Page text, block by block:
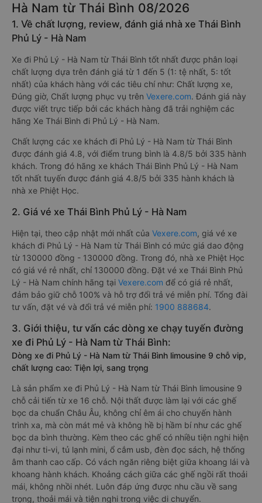
Hà Nam từ Thái Bình 08/2026
1. Về chất lượng, review, đánh giá nhà xe Thái Bình
Phủ Lý - Hà Nam
Xe đi Phủ Lý - Hà Nam từ Thái Bình tốt nhất được phân loại
chất lượng dựa trên đánh giá từ 1 đến 5 (1: tệ nhất, 5: tốt
nhất) của khách hàng với các tiêu chí như: Chất lượng xe,
Đúng giờ, Chất lượng phục vụ trên Vexere.com. Đánh giá này
được viết trực tiếp bởi các khách hàng đã trải nghiệm các
hãng Xe Thái Bình đi Phủ Lý - Hà Nam.
Chất lượng các xe khách đi Phủ Lý - Hà Nam từ Thái Bình
được đánh giá 4.8, với điểm trung bình là 4.8/5 bởi 335 hành
khách. Trong đó hãng xe khách Thái Bình Phủ Lý - Hà Nam
tốt nhất tuyến được đánh giá 4.8/5 bởi 335 hành khách là
nhà xe Phiệt Học.
2. Giá vé xe Thái Bình Phủ Lý - Hà Nam
Hiện tại, theo cập nhật mới nhất của Vexere.com, giá vé xe
khách đi Phủ Lý - Hà Nam từ Thái Bình có mức giá dao động
từ 130000 đồng - 130000 đồng. Trong đó, nhà xe Phiệt Học
có giá vé rẻ nhất, chỉ 130000 đồng. Đặt vé xe Thái Bình Phủ
Lý - Hà Nam chính hãng tại Vexere.com để có giá rẻ nhất,
đảm bảo giữ chỗ 100% và hỗ trợ đổi trả vé miễn phí. Tổng đài
tư vấn, đặt vé và đổi trả vé miễn phí: 1900 888684.
3. Giới thiệu, tư vấn các dòng xe chạy tuyến đường
xe đi Phủ Lý - Hà Nam từ Thái Bình:
Dòng xe đi Phủ Lý - Hà Nam từ Thái Bình limousine 9 chỗ vip,
chất lượng cao: Tiện lợi, sang trọng
Là sản phẩm xe đi Phủ Lý - Hà Nam từ Thái Bình limousine 9
chỗ cải tiến từ xe 16 chỗ. Nội thất được làm lại với các ghế
bọc da chuẩn Châu Âu, không chỉ êm ái cho chuyến hành
trình xa, mà còn mát mẻ và không hề bị hầm bí như các ghế
bọc da bình thường. Kèm theo các ghế có nhiều tiện nghi hiện
đại như ti-vi, tủ lạnh mini, ổ cắm usb, đèn đọc sách, hệ thống
âm thanh cao cấp. Có vách ngăn riêng biệt giữa khoang lái và
khoang hành khách. Khoảng cách giữa các ghế ngồi rất thoải
mái, không nhồi nhét. Luôn đáp ứng được nhu cầu về sang
trọng, thoải mái và tiện nghi trong việc di chuyển.